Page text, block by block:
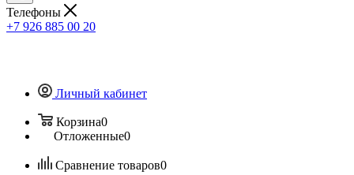
Телефоны
+7 926 885 00 20
Личный кабинет
Корзина0
Отложенные0
Сравнение товаров0